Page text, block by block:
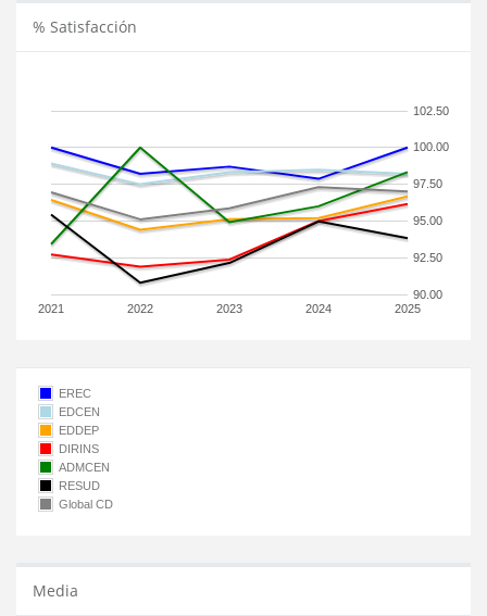
% Satisfacción
2021 2022 2023 2024 2025
90.00
92.50
95.00
97.50
100.00
102.50
EREC
EDCEN
EDDEP
DIRINS
ADMCEN
RESUD
Global CD
Media